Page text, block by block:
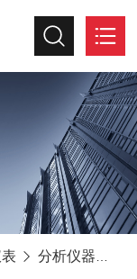
分析仪器